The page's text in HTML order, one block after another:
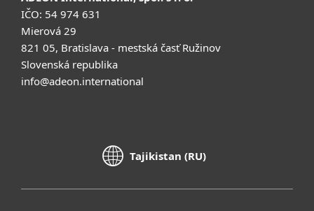
IČO: 54 974 631
Mierová 29
821 05, Bratislava - mestská časť Ružinov
Slovenská republika
info@adeon.international
Tajikistan (RU)